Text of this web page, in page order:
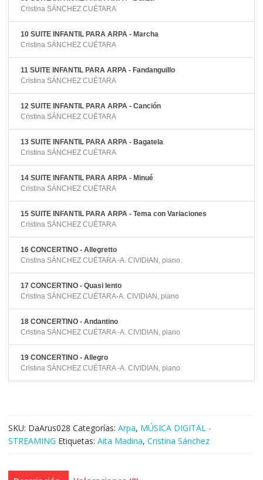
Cristina SÁNCHEZ CUÉTARA
10 SUITE INFANTIL PARA ARPA - Marcha
Cristina SÁNCHEZ CUÉTARA
11 SUITE INFANTIL PARA ARPA - Fandanguillo
Cristina SÁNCHEZ CUÉTARA
12 SUITE INFANTIL PARA ARPA - Canción
Cristina SÁNCHEZ CUÉTARA
13 SUITE INFANTIL PARA ARPA - Bagatela
Cristina SÁNCHEZ CUÉTARA
14 SUITE INFANTIL PARA ARPA - Minué
Cristina SÁNCHEZ CUÉTARA
15 SUITE INFANTIL PARA ARPA - Tema con Variaciones
Cristina SÁNCHEZ CUÉTARA
16 CONCERTINO - Allegretto
Cristina SÁNCHEZ CUÉTARA -A. CIVIDIAN, piano.
17 CONCERTINO - Quasi lento
Cristina SÁNCHEZ CUÉTARA-A. CIVIDIAN, piano
18 CONCERTINO - Andantino
Cristina SÁNCHEZ CUÉTARA -A. CIVIDIAN, piano
19 CONCERTINO - Allegro
Cristina SÁNCHEZ CUÉTARA -A. CIVIDIAN, piano
SKU: DaArus028 Categorías: Arpa, MÚSICA DIGITAL -
STREAMING Etiquetas: Aita Madina, Cristina Sánchez